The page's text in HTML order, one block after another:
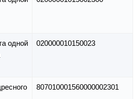
одной
020000010150023
807010001560000002301